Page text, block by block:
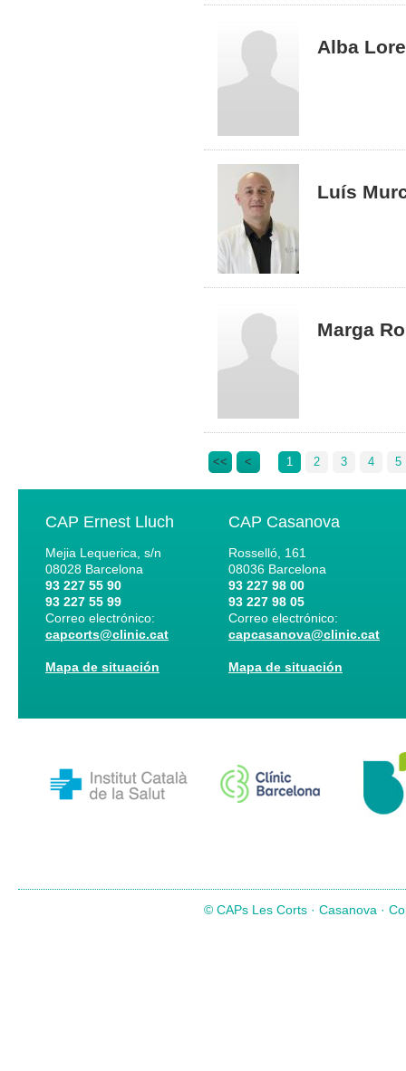
Alba
Luís
Marga
<< < 1 2 3 4 5
CAP Ernest Lluch
Mejia Lequerica, s/n
08028 Barcelona
93 227 55 90
93 227 55 99
Correo electrónico:
capcorts@clinic.cat
Mapa de situación
CAP Casanova
Rosselló, 161
08036 Barcelona
93 227 98 00
93 227 98 05
Correo electrónico:
capcasanova@clinic.cat
Mapa de situación
© CAPs Les Corts · Casanova ·